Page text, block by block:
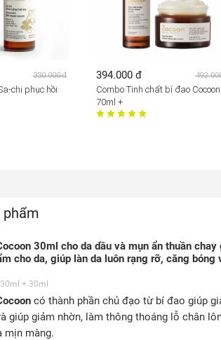
330.000 đ
chi phục hồi
394.000 đ
Combo Tinh chất bí đao Cocoon
70ml +
phẩm
30ml cho da dầu và mụn ẩn thuần
cho da, giúp làn da luôn rạng rỡ, căng bóng
30ml + 30ml
có thành phần chủ đạo từ bí đao giúp
giúp giảm nhờn, làm thông thoáng lỗ chân
mịn màng.